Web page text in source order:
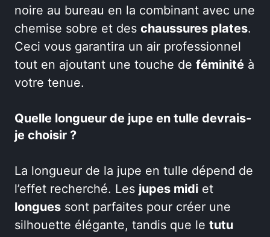
noire au bureau en la combinant avec une
chemise sobre et des chaussures plates.
Ceci vous garantira un air professionnel
tout en ajoutant une touche de féminité à
votre tenue.
Quelle longueur de jupe en tulle devrais-
je choisir ?
La longueur de la jupe en tulle dépend de
l’effet recherché. Les jupes midi et
longues sont parfaites pour créer une
silhouette élégante, tandis que le tutu